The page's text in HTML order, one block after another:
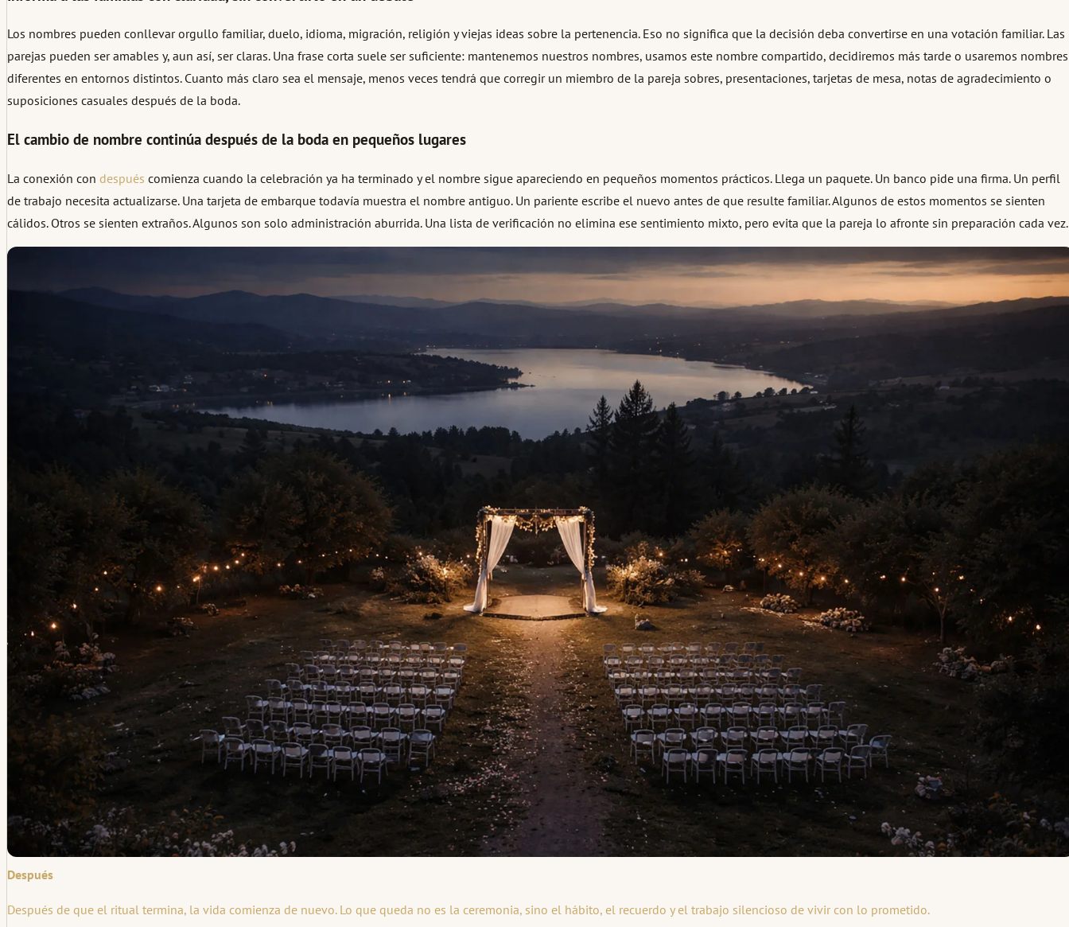
Los nombres pueden conllevar orgullo familiar, duelo, idioma, migración, religión y viejas ideas sobre la pertenencia. Eso no significa que la decisión deba convertirse en una votación familiar. Las
parejas pueden ser amables y, aun así, ser claras. Una frase corta suele ser suficiente: mantenemos nuestros nombres, usamos este nombre compartido, decidiremos más tarde o usaremos nombres
diferentes en entornos distintos. Cuanto más claro sea el mensaje, menos veces tendrá que corregir un miembro de la pareja sobres, presentaciones, tarjetas de mesa, notas de agradecimiento o
suposiciones casuales después de la boda.
El cambio de nombre continúa después de la boda en pequeños lugares
La conexión con después comienza cuando la celebración ya ha terminado y el nombre sigue apareciendo en pequeños momentos prácticos. Llega un paquete. Un banco pide una firma. Un perfil
de trabajo necesita actualizarse. Una tarjeta de embarque todavía muestra el nombre antiguo. Un pariente escribe el nuevo antes de que resulte familiar. Algunos de estos momentos se sienten
cálidos. Otros se sienten extraños. Algunos son solo administración aburrida. Una lista de verificación no elimina ese sentimiento mixto, pero evita que la pareja lo afronte sin preparación cada vez.
Después
Después de que el ritual termina, la vida comienza de nuevo. Lo que queda no es la ceremonia, sino el hábito, el recuerdo y el trabajo silencioso de vivir con lo prometido.